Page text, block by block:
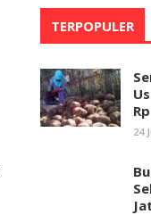
TERPOPULER
24